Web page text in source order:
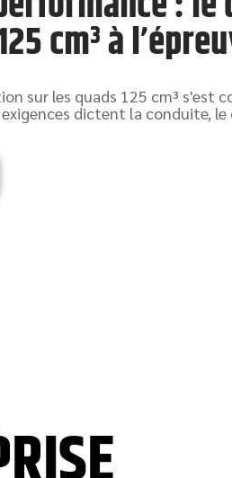
cm³ à
sur les quads 125 cm³ s'est
dictent la conduite, le